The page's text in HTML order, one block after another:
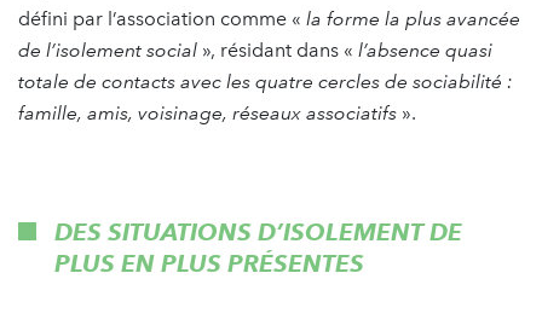
défini par l’association comme « la forme la plus avancée
de l’isolement social », résidant dans « l’absence quasi
totale de contacts avec les quatre cercles de sociabilité :
famille, amis, voisinage, réseaux associatifs ».
DES SITUATIONS D’ISOLEMENT DE
PLUS EN PLUS PRÉSENTES